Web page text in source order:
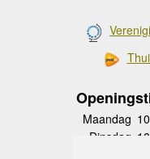
Maandag
Dinsdag